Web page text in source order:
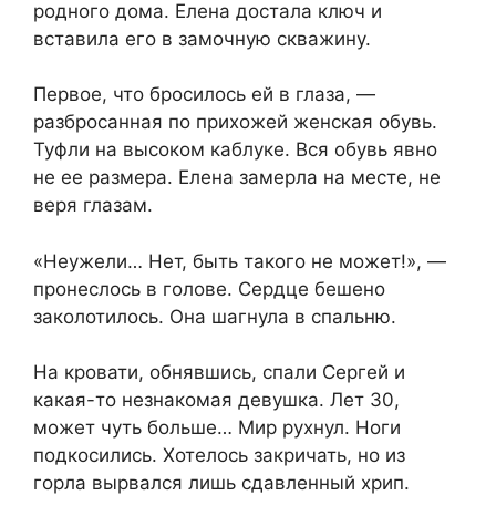
родного дома. Елена достала ключ и
вставила его в замочную скважину.
Первое, что бросилось ей в глаза, —
разбросанная по прихожей женская обувь.
Туфли на высоком каблуке. Вся обувь явно
не ее размера. Елена замерла на месте, не
веря глазам.
«Неужели… Нет, быть такого не может!», —
пронеслось в голове. Сердце бешено
заколотилось. Она шагнула в спальню.
На кровати, обнявшись, спали Сергей и
какая-то незнакомая девушка. Лет 30,
может чуть больше… Мир рухнул. Ноги
подкосились. Хотелось закричать, но из
горла вырвался лишь сдавленный хрип.